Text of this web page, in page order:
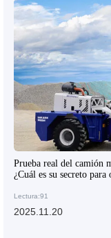
Prueba real del camión
¿Cuál es su secreto
Lectura:91
2025.11.20